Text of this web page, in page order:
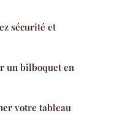
sécurité et
un bilboquet en
votre tableau